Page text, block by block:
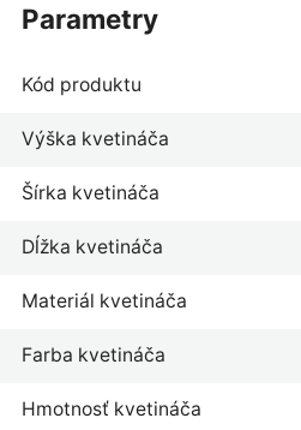
parametry
Kód produktu
Výška kvetináča
Šírka kvetináča
Dĺžka kvetináča
Materiál kvetináča
Farba kvetináča
Hmotnosť kvetináča